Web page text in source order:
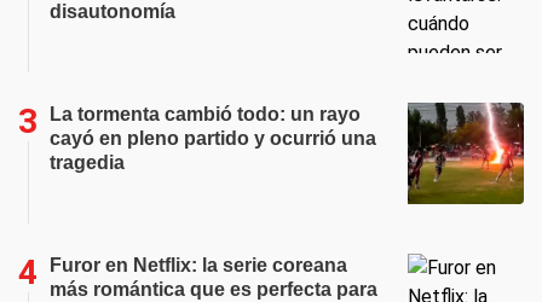
disautonomía
La tormenta cambió todo: un rayo
cayó en pleno partido y ocurrió una
tragedia
Furor en Netflix: la serie coreana
más romántica que es perfecta para